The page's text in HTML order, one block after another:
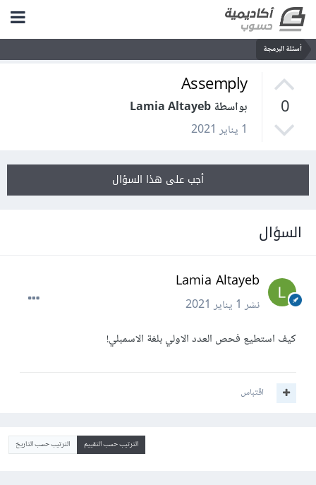
أسئلة البرمجة
0
Assemply
بواسطة Lamia Altayeb
1 يناير 2021
أجب على هذا السؤال
السؤال
Lamia Altayeb
نشر1 يناير 2021
كيف استطيع فحص العدد الاولي بلغة الاسمبلي!
اقتباس
الترتيب حسب التقييم الترتيب حسب التاريخ